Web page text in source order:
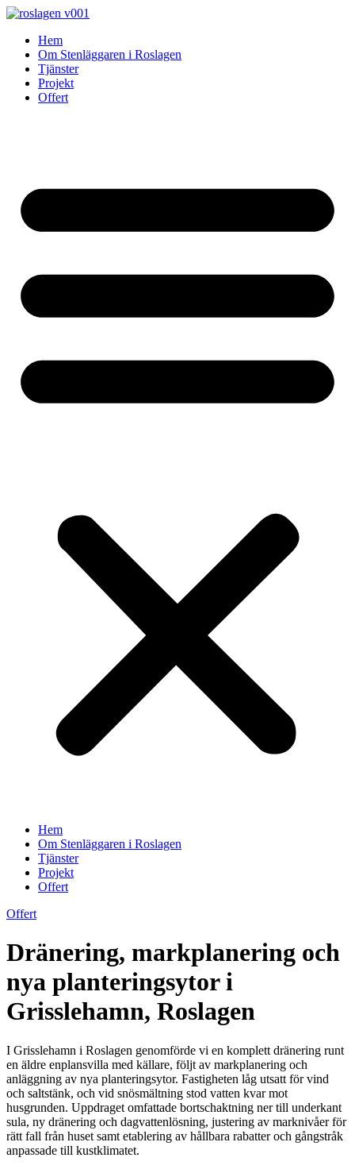
Skip
contentHem
Om Stenläggaren i Roslagen
Tjänster
Projekt
Offert
Hem
Om Stenläggaren i Roslagen
Tjänster
Projekt
Offert
Offert
Dränering, markplanering och
nya planteringsytor i
Grisslehamn, Roslagen
I Grisslehamn i Roslagen genomförde vi en komplett dränering runt
en äldre enplansvilla med källare, följt av markplanering och
anläggning av nya planteringsytor. Fastigheten låg utsatt för vind
och saltstänk, och vid snösmältning stod vatten kvar mot
husgrunden. Uppdraget omfattade bortschaktning ner till underkant
sula, ny dränering och dagvattenlösning, justering av marknivåer för
rätt fall från huset samt etablering av hållbara rabatter och gångstråk
anpassade till kustklimatet.